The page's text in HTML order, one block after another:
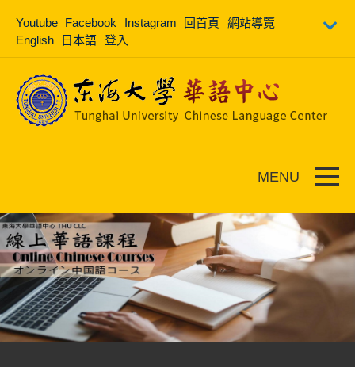
Youtube Facebook Instagram 回首頁
網站導覽
English
日本語 登入